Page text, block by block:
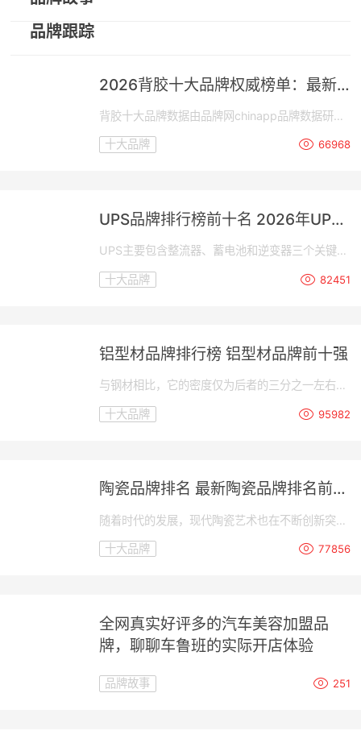
品牌跟踪
2026背胶十大品牌权威榜单：最新
背胶十大公司排名 chinapp
背胶十大品牌数据由品牌网chinapp品牌数据研究
据统计、人为根据市场及参数条件变化的分析研究
十大品牌 66968
UPS品牌排行榜前十名 2026年UPS
品牌厂家排名
UPS主要包含整流器、蓄电池和逆变器三个关键组
电，为蓄电池充电并同时为负载设备供电;停电
十大品牌 82451
铝型材品牌排行榜 铝型材品牌前十强
与钢材相比，它的密度仅为后者的三分之一左右，
优异的导热性和耐腐蚀性。这种轻量化与高性能兼
十大品牌 95982
陶瓷品牌排名 最新陶瓷品牌排名前十
名
随着时代的发展，现代陶瓷艺术也在不断创新突
打造出既符合现代审美又兼具实用功能的新产品。
瓷器更是被誉为“白色金子”，代表着东方审美情趣
的最高境界。
十大品牌 77856
全网真实好评多的汽车美容加盟品
牌，聊聊车鲁班的实际开店体验
品牌故事 251